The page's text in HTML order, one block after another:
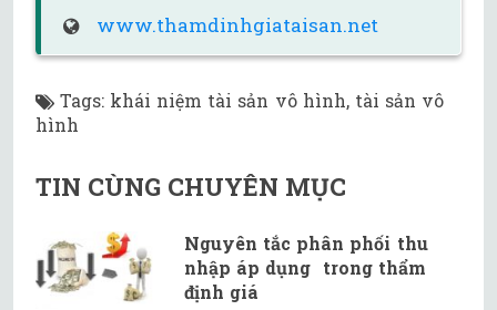
www.thamdinhgiataisan.net
Tags: khái niệm tài sản vô hình, tài sản vô
hình
TIN CÙNG CHUYÊN MỤC
Nguyên tắc phân phối thu
nhập áp dụng trong thẩm
định giá